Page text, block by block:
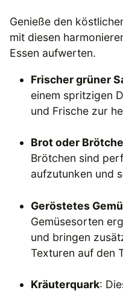
Genieße den
mit diesen
Essen aufwerten.
Frischer grüner
einem spritzigen
und Frische zur
Brot oder
Brötchen sind
aufzutunken und
Geröstetes
Gemüsesorten
und bringen
Texturen auf den
Kräuterquark: